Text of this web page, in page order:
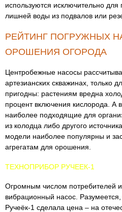
используются исключительно для
лишней воды из подвалов или
РЕЙТИНГ ПОГРУЖНЫХ
ОРОШЕНИЯ ОГОРОДА
Центробежные насосы
артезианских скважинах, только
пригодны: растениям вредна
процент включения кислорода. А
наиболее подходящие для
из колодца либо другого
модели наиболее популярны и
агрегатам для орошения.
ТЕХНОПРИБОР РУЧЕЕК-1
Огромным числом потребителей
вибрационный насос.
Ручеёк-1 сделала цена – на